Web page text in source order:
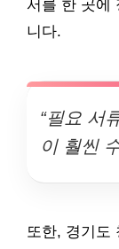
서를 한 곳에
니다.
“필요 서
이 훨씬
또한, 경기도